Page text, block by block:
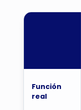
Función
real